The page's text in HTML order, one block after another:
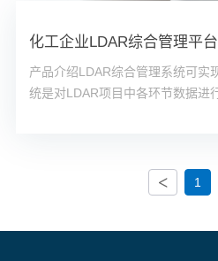
化工企业LDAR综合管理平台
产品介绍LDAR综合管理系统可实
统是对LDAR项目中各环节数据进
< 1